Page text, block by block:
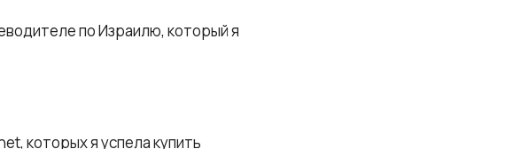
по Израилю, который я
которых я успела купить